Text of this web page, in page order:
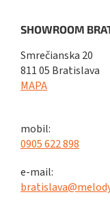
SHOWROOM
Smrečianska 20
811 05 Bratislava
MAPA
mobil:
0905 622 898
e-mail: